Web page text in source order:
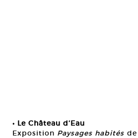
• Le Château d’Eau
Exposition Paysages habités